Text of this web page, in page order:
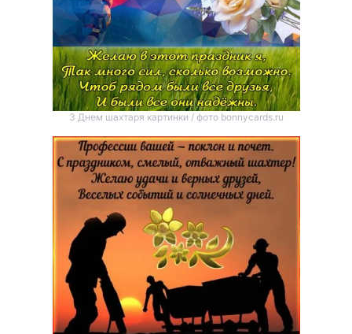
З Днем шахтаря картинки / фото bonnycards.ru